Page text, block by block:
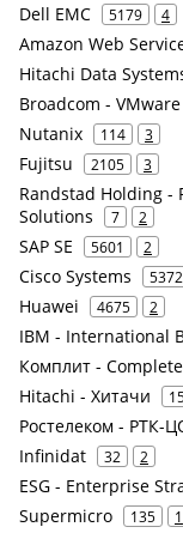
Dell EMC 5179 4
Amazon Web
Hitachi Data
Broadcom -
Nutanix 114 3
Fujitsu 2105 3
Randstad Holding -
Solutions
7 2
SAP SE 5601 2
Cisco Systems 5372
Huawei 4675 2
IBM - International
Комплит - Complete
Hitachi - Хитачи
Ростелеком - РТК-
Infinidat 32 2
ESG - Enterprise
Supermicro 135 1